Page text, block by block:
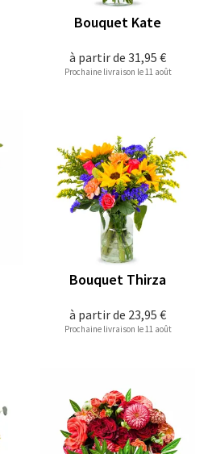
à partir de 31,95 €
Bouquet Kate
Prochaine livraison le 11 août
à partir de 23,95 €
Bouquet Thirza
Prochaine livraison le 11 août